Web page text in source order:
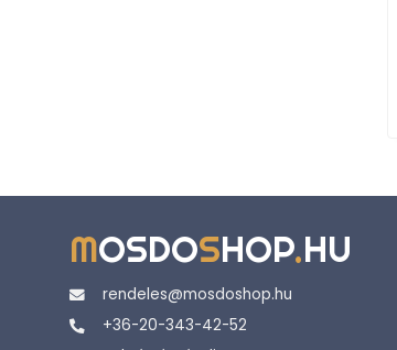
MOSDOSHOP.HU
rendeles@mosdoshop.hu
+36-20-343-42-52